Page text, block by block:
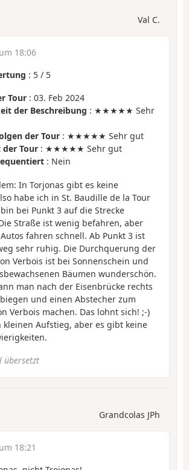
Val C.
18:06
: 5 / 5
Tour : 03. Feb 2024
der Beschreibung : ★★★★★ Sehr
der Tour : ★★★★★ Sehr gut
Tour : ★★★★★ Sehr gut
: Nein
In Torjonas gibt es keine
habe ich in St. Baudille de la Tour
bei Punkt 3 auf die Strecke
Straße ist wenig befahren, aber
fahren schnell. Ab Punkt 3 ist
sehr ruhig. Die Durchquerung der
Verbois ist bei Sonnenschein und
Bäumen wunderschön.
man nach der Eisenbrücke rechts
und einen Abstecher zum
Verbois machen. Das lohnt sich! ;-)
kleinen Aufstieg, aber es gibt keine
übersetzt
Grandcolas JPh
18:21